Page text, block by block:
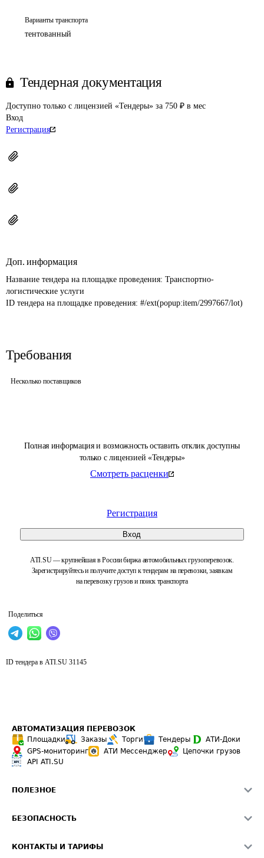
Полная информация и возможность оставить отклик доступны
только с лицензией «Тендеры»
Смотреть расценки
Регистрация
Вход
ATI.SU — крупнейшая в России биржа автомобильных грузоперевозок.
Зарегистрируйтесь и получите доступ к тендерам на перевозки, заявкам
на перевозку грузов и поиск транспорта
Поделиться
Варианты транспорта
тентованный
Тендерная документация
Доступно только с лицензией «Тендеры» за 750 ₽ в мес
Вход
Регистрация
Доп. информация
Название тендера на площадке проведения: Транспортно-
логистические услуги
ID тендера на площадке проведения: #/ext(popup:item/2997667/lot)
Требования
Несколько поставщиков
ID тендера в ATI.SU 31145
АВТОМАТИЗАЦИЯ ПЕРЕВОЗОК
Площадки
Заказы Торги Тендеры
АТИ-Доки
GPS-мониторинг
АТИ Мессенджер
Цепочки грузов
API ATI.SU
ПОЛЕЗНОЕ
Звезды ATI.SU на вашем сайте
БЕЗОПАСНОСТЬ
КОНТАКТЫ И ТАРИФЫ